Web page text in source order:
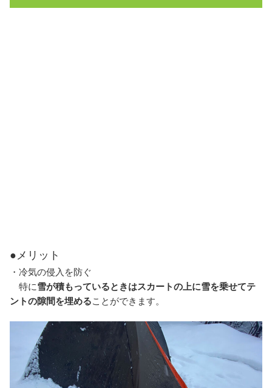
●メリット
・冷気の侵入を防ぐ
特に雪が積もっているときはスカートの上に雪を乗せてテ
ントの隙間を埋めることができます。